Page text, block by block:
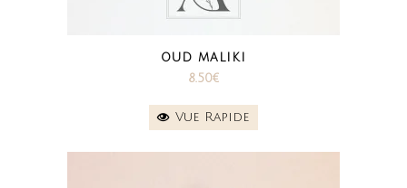
OUD MALIKI
8.50€
Vue Rapide